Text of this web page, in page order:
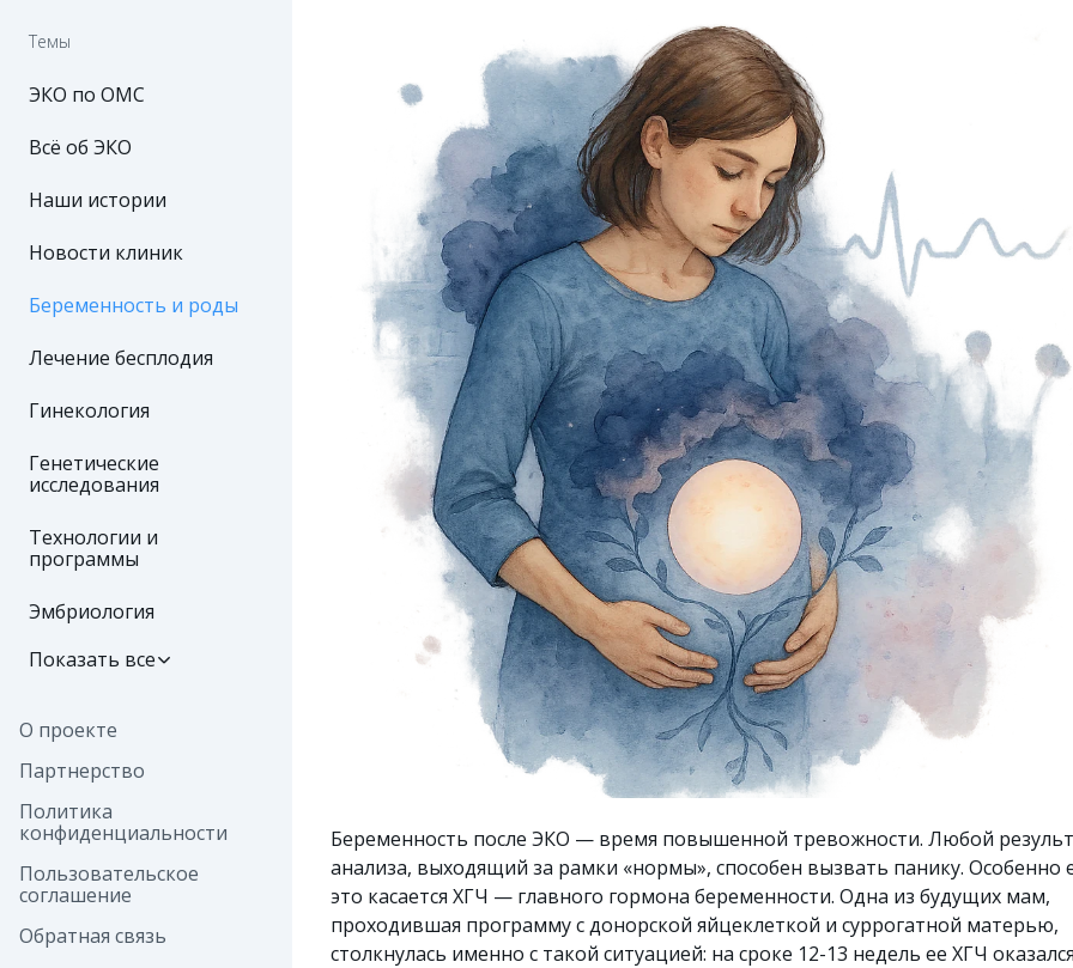
Темы
ЭКО по ОМС
Всё об ЭКО
Наши истории
Новости клиник
Беременность и роды
Лечение бесплодия
Гинекология
Генетические
исследования
Технологии и
программы
Эмбриология
Показать все
О проекте
Партнерство
Политика
конфиденциальности
Пользовательское
соглашение
Обратная связь
Беременность после ЭКО — время повышенной тревожности. Любой
анализа, выходящий за рамки «нормы», способен вызвать панику. Особенно
это касается ХГЧ — главного гормона беременности. Одна из будущих мам,
проходившая программу с донорской яйцеклеткой и суррогатной матерью,
столкнулась именно с такой ситуацией: на сроке 12-13 недель ее ХГЧ оказался